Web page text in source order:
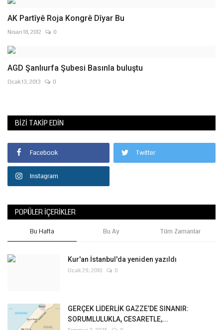
AK Partîyê Roja Kongrê Dîyar Bu
Nisan 18, 2012 0
AGD Şanlıurfa Şubesi Basınla buluştu
Ocak 13, 2013 0
BIZI TAKIP EDIN
Facebook Twitter
Instagram
POPÜLER İÇERIKLER
Bu Hafta Bu Ay Tüm Zamanlar
Kur'an İstanbul'da yeniden yazıldı
Ocak 29, 2010 0
GERÇEK LİDERLİK GAZZE’DE SINANIR:
SORUMLULUKLA, CESARETLE,...